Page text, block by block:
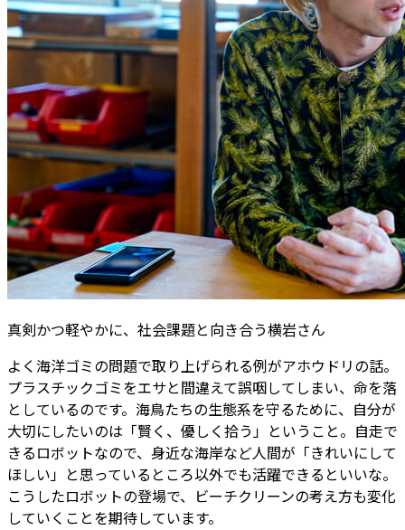
真剣かつ軽やかに、社会課題と向き合う横岩さん
よく海洋ゴミの問題で取り上げられる例がアホウドリの話。
プラスチックゴミをエサと間違えて誤咽してしまい、命を落
としているのです。海鳥たちの生態系を守るために、自分が
大切にしたいのは「賢く、優しく拾う」ということ。自走で
きるロボットなので、身近な海岸など人間が「きれいにして
ほしい」と思っているところ以外でも活躍できるといいな。
こうしたロボットの登場で、ビーチクリーンの考え方も変化
していくことを期待しています。